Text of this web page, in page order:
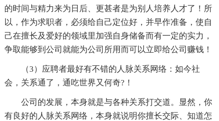
的时间与精力来为日后、更甚者是为别人培养人才了！所
以，作为求职者，必须给自己定位好，并早作准备，使自
己在擅长及爱好的领域里加强自身储备而有一定的实力，
争取能够到公司就能为公司所用而可以立即给公司赚钱！
（3）应聘者最好有不错的人脉关系网络：如今社
会，关系通了，通吃世界又何奇?！
公司的发展，本身就是与各种关系打交道。显然，你
有良好的人脉关系网络，本身就说明你擅长交际、知道怎